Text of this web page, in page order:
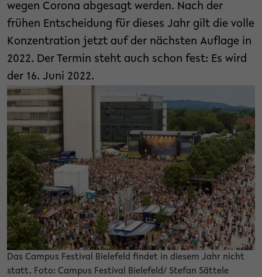
wegen Corona abgesagt werden. Nach der
frühen Entscheidung für dieses Jahr gilt die volle
Konzentration jetzt auf der nächsten Auflage in
2022. Der Termin steht auch schon fest: Es wird
der 16. Juni 2022.
Das Campus Festival Bielefeld findet in diesem Jahr nicht
statt. Foto: Campus Festival Bielefeld/ Stefan Sättele